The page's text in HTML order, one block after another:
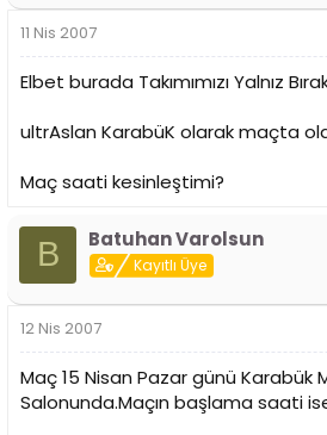
11 Nis 2007
Elbet burada Takımımızı Yalnız
ultrAslan KarabüK olarak maçta
Maç saati kesinleştimi?
B Batuhan Varolsun
Kayıtlı Üye
12 Nis 2007
Maç 15 Nisan Pazar günü Karabük
Salonunda.Maçın başlama saati